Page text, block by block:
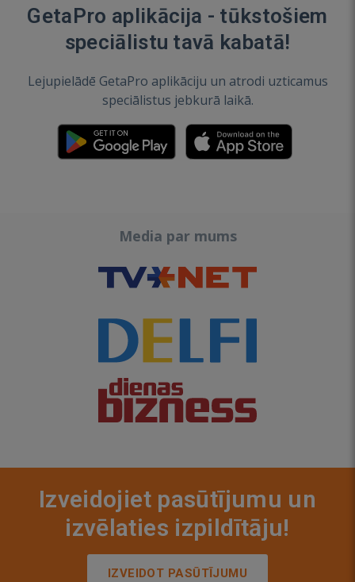
GetaPro aplikācija - tūkstošiem
speciālistu tavā kabatā!
Lejupielādē GetaPro aplikāciju un atrodi uzticamus
speciālistus jebkurā laikā.
Media par mums
Izveidojiet pasūtījumu un
izvēlaties izpildītāju!
IZVEIDOT PASŪTĪJUMU